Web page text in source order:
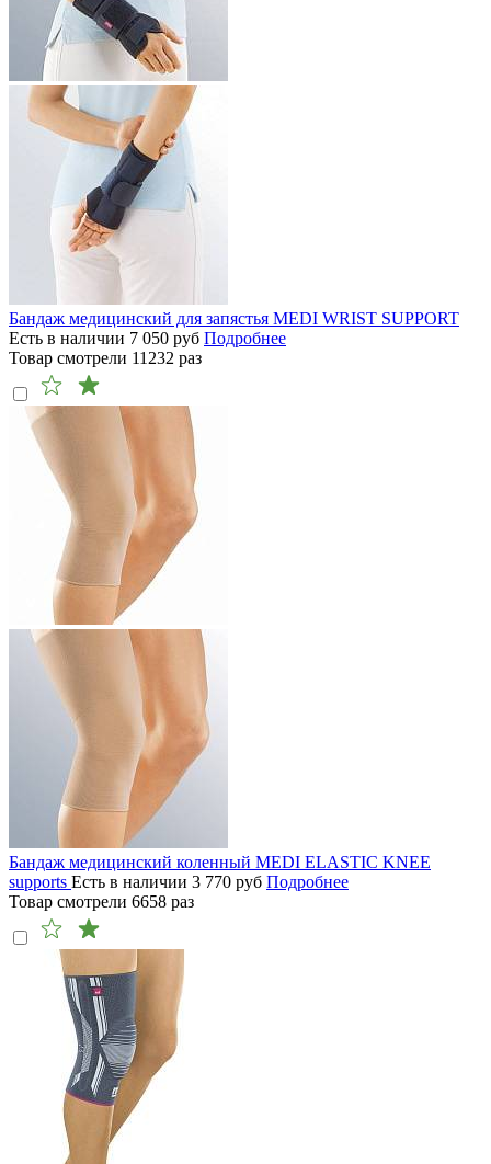
Бандаж медицинский для запястья MEDI WRIST SUPPORT
Есть в наличии 7 050 руб Подробнее
Товар смотрели 11232 раз
Бандаж медицинский коленный MEDI ELASTIC KNEE
supports Есть в наличии 3 770 руб Подробнее
Товар смотрели 6658 раз